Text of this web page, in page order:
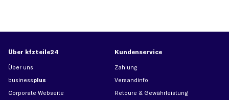
Über kfzteile24
Über uns
businessplus
Corporate Webseite
Kundenservice
Zahlung
Versandinfo
Retoure & Gewährleistung